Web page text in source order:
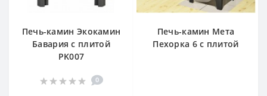
Печь-камин Экокамин
Бавария с плитой
PK007
0
Печь-камин Мета
Пехорка 6 с плитой